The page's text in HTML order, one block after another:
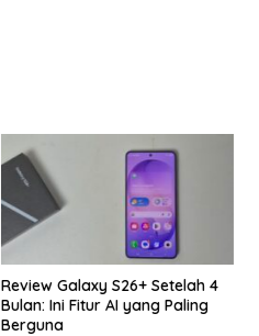
Review Sennheiser MKE 400:
Rekomendasi Mic Vlogger
Terbaik Buat Kamera & HP